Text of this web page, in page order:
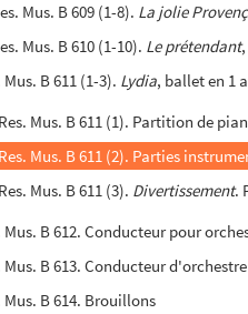
Mus. B 609 (1-8). La jolie
Mus. B 610 (1-10). Le prétendant
Mus. B 611 (1-3). Lydia, ballet en 1
Res. Mus. B 611 (1). Partition de
Res. Mus. B 611 (2). Parties
Res. Mus. B 611 (3). Divertissement.
Mus. B 612. Conducteur pour
Mus. B 613. Conducteur d'orchestre
Mus. B 614. Brouillons